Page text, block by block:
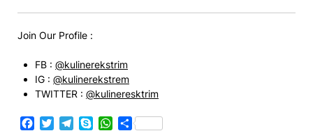
Join Our Profile :
FB : @kulinerekstrim
IG : @kulinerekstrem
TWITTER : @kulineresktrim
Facebook
TwitterTelegram
SkypeWhatsApp
Share